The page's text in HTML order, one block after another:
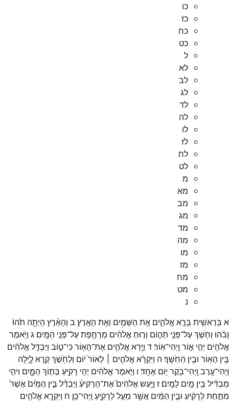
כו
כז
כח
כט
ל
לא
לב
לג
לד
לה
לו
לז
לח
לט
מ
מא
מב
מג
מד
מה
מו
מז
מח
מט
נ
א בְּרֵאשִׁ֖ית בָּרָ֣אאֱלֹהִ֑ים אֵ֥ת הַשָּׁמַ֖יִם וְאֵ֥ת הָאָֽרֶץ׃ ב וְהָאָ֗רֶץ הָיְתָ֥ה תֹ֙הוּ֙
וָבֹ֔הוּ וְחֹ֖שֶׁךְעַל־פְּנֵ֣י תְה֑וֹם וְר֣וּחַ אֱלֹהִ֔ים מְרַחֶ֖פֶתעַל־פְּנֵ֥י הַמָּֽיִם׃ ג וַיֹּ֥אמֶר
אֱלֹהִ֖ים יְהִ֣י א֑וֹר וַֽיְהִי־אֽוֹר׃ד וַיַּ֧רְאאֱלֹהִ֛ים אֶת־הָא֖וֹרכִּי־ט֑וֹב וַיַּבְדֵּ֣לאֱלֹהִ֔ים
בֵּ֥ין הָא֖וֹר וּבֵ֥ין הַחֹֽשֶׁךְ׃ ה וַיִּקְרָ֨אאֱלֹהִ֤ים ׀ לָאוֹר֙ י֔וֹם וְלַחֹ֖שֶׁךְקָ֣רָאלָ֑יְלָה
וַֽיְהִי־עֶ֥רֶב וַֽיְהִי־בֹ֖קֶר י֥וֹם אֶחָֽד׃ ו וַיֹּ֣אמֶראֱלֹהִ֔ים יְהִ֥י רָקִ֖יעַ בְּת֣וֹךְ הַמָּ֑יִם וִיהִ֣י
מַבְדִּ֔יל בֵּ֥ין מַ֖יִם לָמָֽיִם׃ ז וַיַּ֣עַשׂאֱלֹהִים֮אֶת־הָרָקִיעַ֒ וַיַּבְדֵּ֗ל בֵּ֤ין הַמַּ֙יִם֙אֲשֶׁר֙
מִתַּ֣חַתלָרָקִ֔יעַ וּבֵ֣ין הַמַּ֔יִם אֲשֶׁ֖ר מֵעַ֣ללָרָקִ֑יעַ וַֽיְהִי־כֵֽן׃ ח וַיִּקְרָ֧אאֱלֹהִ֛ים